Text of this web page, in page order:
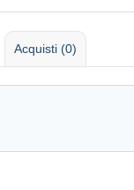
Acquisti (0)